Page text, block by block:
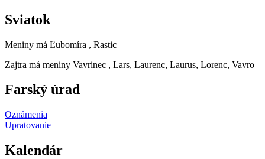
Sviatok
Meniny má Ľubomíra , Rastic
Zajtra má meniny Vavrinec , Lars, Laurenc, Laurus, Lorenc, Vavro
Farský úrad
Oznámenia
Upratovanie
Kalendár